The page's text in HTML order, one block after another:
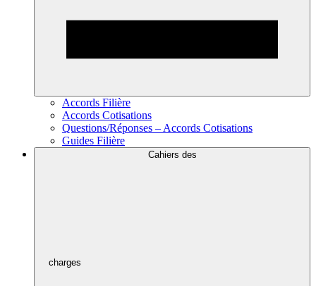
Accords Filière
Accords Cotisations
Questions/Réponses – Accords Cotisations
Guides Filière
Cahiers des
charges